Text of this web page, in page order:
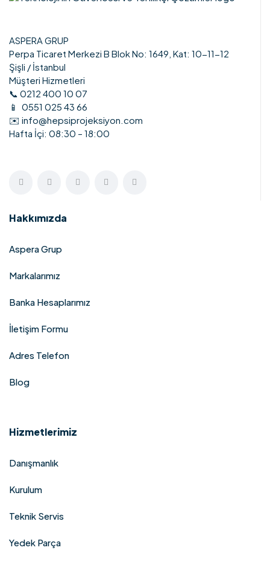
ASPERA GRUP
Perpa Ticaret Merkezi B Blok No: 1649, Kat: 10-11-12
Şişli / İstanbul
Müşteri Hizmetleri
📞 0212 400 10 07
📱 0551 025 43 66
✉️ info@hepsiprojeksiyon.com
Hafta İçi: 08:30 – 18:00
Hakkımızda
Aspera Grup
Markalarımız
Banka Hesaplarımız
İletişim Formu
Adres Telefon
Blog
Hizmetlerimiz
Danışmanlık
Kurulum
Teknik Servis
Yedek Parça